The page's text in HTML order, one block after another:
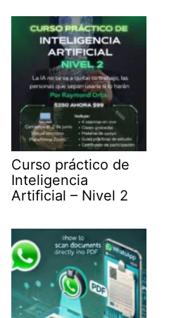
e
r
)
n
Curso práctico de
Inteligencia
Artificial – Nivel 2